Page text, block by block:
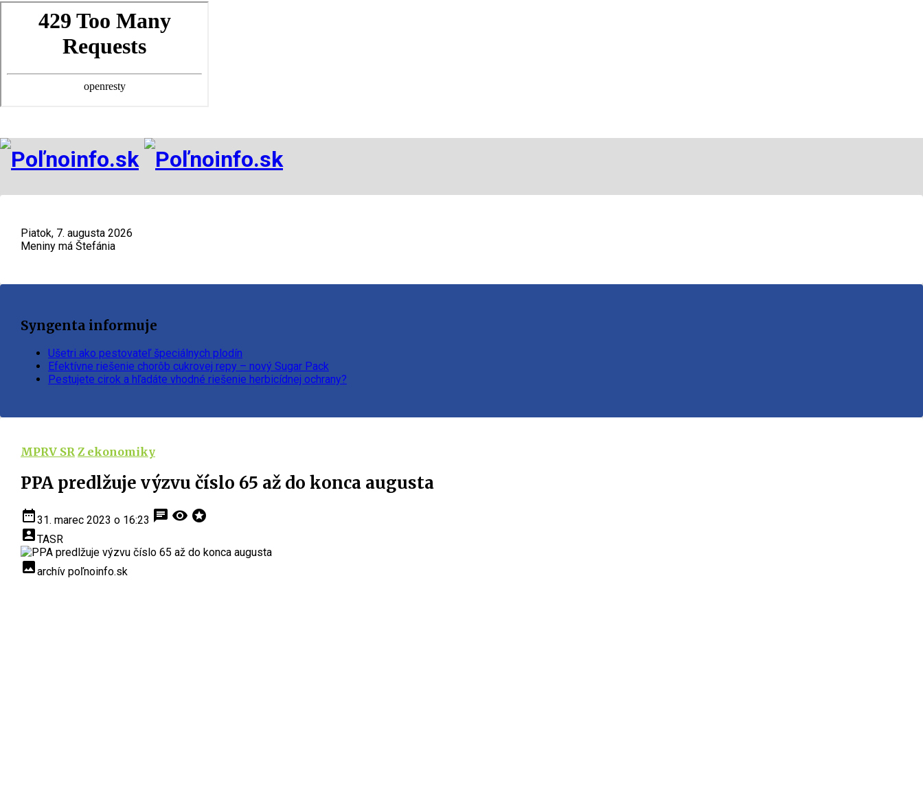
Piatok, 7. augusta 2026
Meniny má Štefánia
Syngenta informuje
Ušetri ako pestovateľ špeciálnych plodín
Efektívne riešenie chorôb cukrovej repy – nový Sugar Pack
Pestujete cirok a hľadáte vhodné riešenie herbicídnej ochrany?
MPRV SR Z ekonomiky
PPA predlžuje výzvu číslo 65 až do konca augusta
date_range31. marec 2023 o 16:23 chat visibility stars
account_boxTASR
insert_photoarchív poľnoinfo.sk